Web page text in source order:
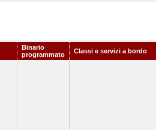
Binario
programmato
Classi e servizi a bordo